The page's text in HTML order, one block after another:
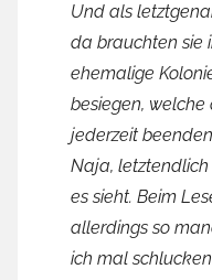
Und als
da brauchten sie
ehemalige
besiegen,
jederzeit
Naja,
es sieht. Beim
allerdings so
ich mal